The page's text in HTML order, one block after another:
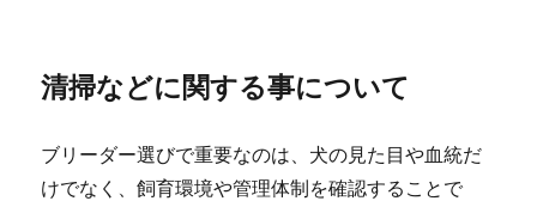
清掃などに関する事について
ブリーダー選びで重要なのは、犬の見た目や血統だ
けでなく、飼育環境や管理体制を確認することで